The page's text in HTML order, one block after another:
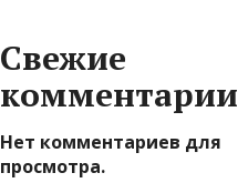
Свежие
комментарии
Нет комментариев для
просмотра.